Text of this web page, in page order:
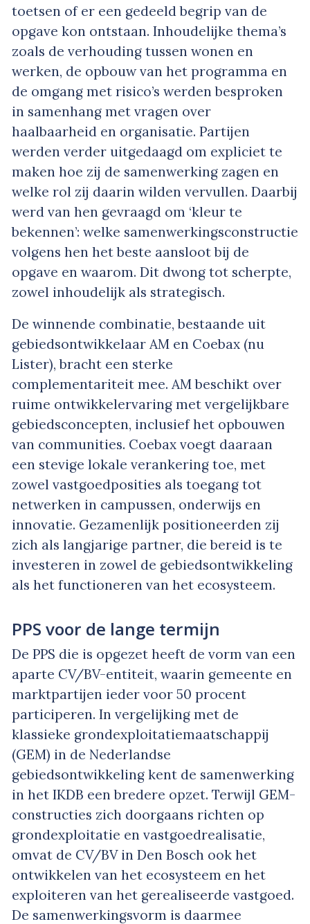
toetsen of er een gedeeld begrip van de
opgave kon ontstaan. Inhoudelijke thema’s
zoals de verhouding tussen wonen en
werken, de opbouw van het programma en
de omgang met risico’s werden besproken
in samenhang met vragen over
haalbaarheid en organisatie. Partijen
werden verder uitgedaagd om expliciet te
maken hoe zij de samenwerking zagen en
welke rol zij daarin wilden vervullen. Daarbij
werd van hen gevraagd om ‘kleur te
bekennen’: welke samenwerkingsconstructie
volgens hen het beste aansloot bij de
opgave en waarom. Dit dwong tot scherpte,
zowel inhoudelijk als strategisch.
De winnende combinatie, bestaande uit
gebiedsontwikkelaar AM en Coebax (nu
Lister), bracht een sterke
complementariteit mee. AM beschikt over
ruime ontwikkelervaring met vergelijkbare
gebiedsconcepten, inclusief het opbouwen
van communities. Coebax voegt daaraan
een stevige lokale verankering toe, met
zowel vastgoedposities als toegang tot
netwerken in campussen, onderwijs en
innovatie. Gezamenlijk positioneerden zij
zich als langjarige partner, die bereid is te
investeren in zowel de gebiedsontwikkeling
als het functioneren van het ecosysteem.
PPS voor de lange termijn
De PPS die is opgezet heeft de vorm van een
aparte CV/BV-entiteit, waarin gemeente en
marktpartijen ieder voor 50 procent
participeren. In vergelijking met de
klassieke grondexploitatiemaatschappij
(GEM) in de Nederlandse
gebiedsontwikkeling kent de samenwerking
in het IKDB een bredere opzet. Terwijl GEM-
constructies zich doorgaans richten op
grondexploitatie en vastgoedrealisatie,
omvat de CV/BV in Den Bosch ook het
ontwikkelen van het ecosysteem en het
exploiteren van het gerealiseerde vastgoed.
De samenwerkingsvorm is daarmee